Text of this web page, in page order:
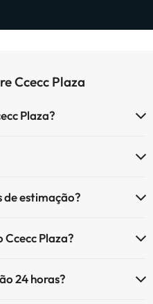
Ccecc Plaza
Plaza?
corner.
de estimação?
as condições.
Ccecc Plaza?
24 horas?